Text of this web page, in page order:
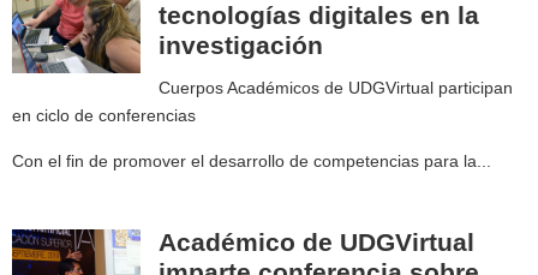
tecnologías digitales en la
investigación
Cuerpos Académicos de UDGVirtual participan
en ciclo de conferencias
Con el fin de promover el desarrollo de competencias para la...
Académico de UDGVirtual